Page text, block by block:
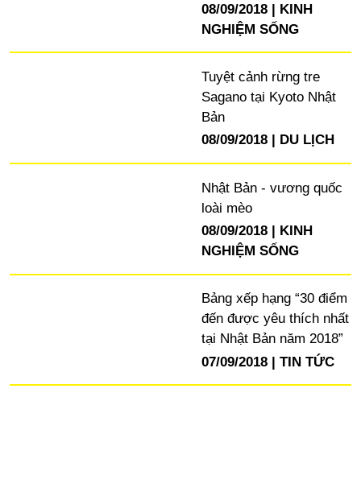
08/09/2018
KINH
NGHIỆM SỐNG
Tuyệt cảnh rừng tre
Sagano tại Kyoto Nhật
Bản
08/09/2018
DU LỊCH
Nhật Bản - vương quốc
loài mèo
08/09/2018
KINH
NGHIỆM SỐNG
Bảng xếp hạng “30 điểm
đến được yêu thích nhất
tại Nhật Bản năm 2018”
07/09/2018
TIN TỨC